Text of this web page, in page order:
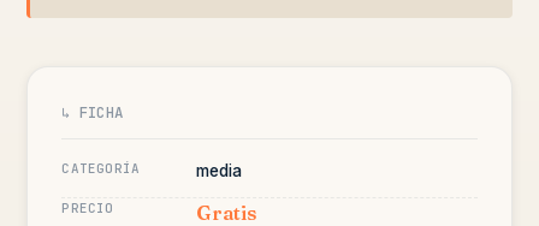
↳ FICHA
CATEGORÍA media
PRECIO Gratis